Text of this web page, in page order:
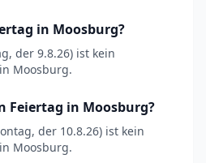
in Moosburg?
der 9.8.26) ist kein
Moosburg.
Feiertag in Moosburg?
der 10.8.26) ist kein
Moosburg.